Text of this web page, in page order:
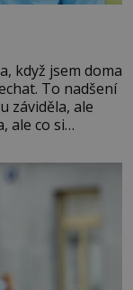
když jsem doma
To nadšení
záviděla, ale
ale co si
když